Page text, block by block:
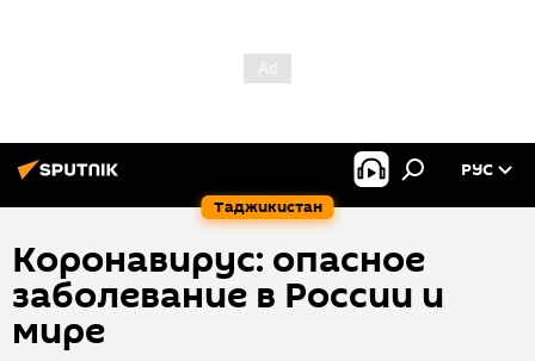
Таджикистан
РУС
Коронавирус: опасное
заболевание в России и
мире